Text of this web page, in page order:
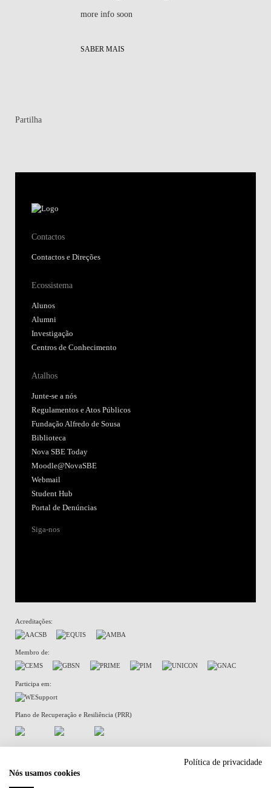
more info soon
SABER MAIS
Partilha
Contactos
Contactos e Direções
Ecossistema
Alunos
Alumni
Investigação
Centros de Conhecimento
Atalhos
Junte-se a nós
Regulamentos e Atos Públicos
Fundação Alfredo de Sousa
Biblioteca
Nova SBE Today
Moodle@NovaSBE
Webmail
Student Hub
Portal de Denúncias
Siga-nos
Acreditações:
Membro de:
Participa em:
Plano de Recuperação e Resiliência (PRR)
Política de Privacidade Política de Cookies
Política de privacidade
Nós usamos cookies